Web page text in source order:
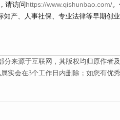
请访问https://www.qishunbao.com/
产、人事社保、专业法律等早期创
来源于互联网，其版权均归原作者
实会在3个工作日内删除；如您有优